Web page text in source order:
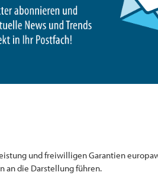
und freiwilligen Garantien
an die Darstellung führen.